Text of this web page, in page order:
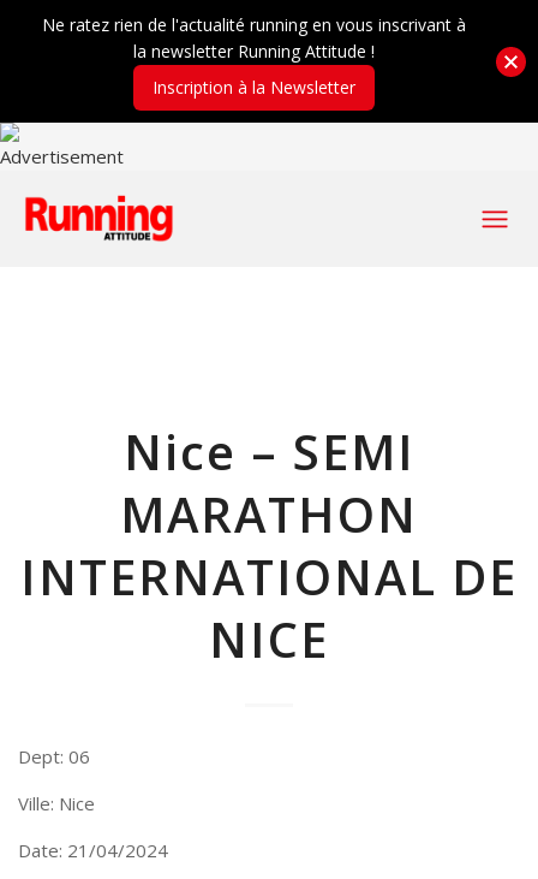
Nice – SEMI
MARATHON
INTERNATIONAL DE
NICE
Dept: 06
Ville: Nice
Date: 21/04/2024
Ne ratez rien de l'actualité running en vous inscrivant à
la newsletter Running Attitude !
Inscription à la Newsletter